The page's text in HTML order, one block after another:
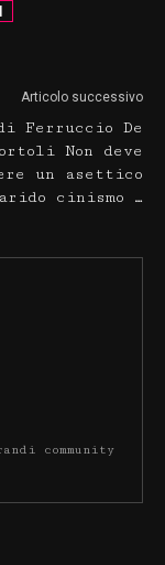
Articolo successivo
Ferruccio De
Non deve
un asettico
cinismo …
community